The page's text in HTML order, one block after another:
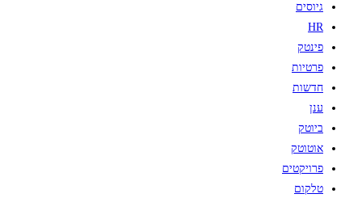
גיוסים
HR
פינטק
פרטיות
חדשות
ענן
ביוטק
אוטוטק
פרויקטים
טלקום